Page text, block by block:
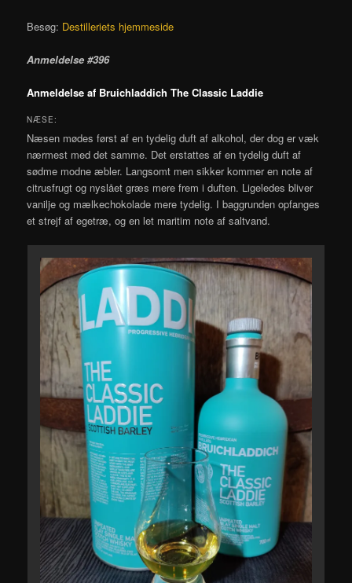
Besøg: Destilleriets hjemmeside
Anmeldelse #396
Anmeldelse af Bruichladdich The Classic Laddie
NÆSE:
Næsen mødes først af en tydelig duft af alkohol, der dog er væk
nærmest med det samme. Det erstattes af en tydelig duft af
sødme modne æbler. Langsomt men sikker kommer en note af
citrusfrugt og nyslået græs mere frem i duften. Ligeledes bliver
vanilje og mælkechokolade mere tydelig. I baggrunden opfanges
et strejf af egetræ, og en let maritim note af saltvand.